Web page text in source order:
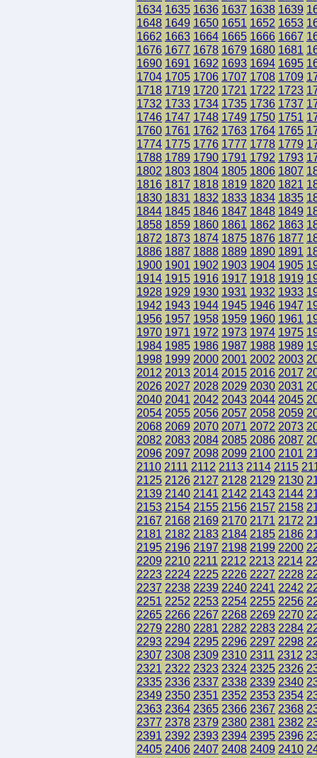
1634 1635 1636 1637 1638 1639
1648 1649 1650 1651 1652 1653
1662 1663 1664 1665 1666 1667
1676 1677 1678 1679 1680 1681
1690 1691 1692 1693 1694 1695
1704 1705 1706 1707 1708 1709
1718 1719 1720 1721 1722 1723
1732 1733 1734 1735 1736 1737
1746 1747 1748 1749 1750 1751
1760 1761 1762 1763 1764 1765
1774 1775 1776 1777 1778 1779
1788 1789 1790 1791 1792 1793
1802 1803 1804 1805 1806 1807
1816 1817 1818 1819 1820 1821
1830 1831 1832 1833 1834 1835
1844 1845 1846 1847 1848 1849
1858 1859 1860 1861 1862 1863
1872 1873 1874 1875 1876 1877
1886 1887 1888 1889 1890 1891
1900 1901 1902 1903 1904 1905
1914 1915 1916 1917 1918 1919
1928 1929 1930 1931 1932 1933
1942 1943 1944 1945 1946 1947
1956 1957 1958 1959 1960 1961
1970 1971 1972 1973 1974 1975
1984 1985 1986 1987 1988 1989
1998 1999 2000 2001 2002 2003
2012 2013 2014 2015 2016 2017
2026 2027 2028 2029 2030 2031
2040 2041 2042 2043 2044 2045
2054 2055 2056 2057 2058 2059
2068 2069 2070 2071 2072 2073
2082 2083 2084 2085 2086 2087
2096 2097 2098 2099 2100 2101
2110 2111 2112 2113 2114 2115
2125 2126 2127 2128 2129 2130
2139 2140 2141 2142 2143 2144
2153 2154 2155 2156 2157 2158
2167 2168 2169 2170 2171 2172
2181 2182 2183 2184 2185 2186
2195 2196 2197 2198 2199 2200
2209 2210 2211 2212 2213 2214
2223 2224 2225 2226 2227 2228
2237 2238 2239 2240 2241 2242
2251 2252 2253 2254 2255 2256
2265 2266 2267 2268 2269 2270
2279 2280 2281 2282 2283 2284
2293 2294 2295 2296 2297 2298
2307 2308 2309 2310 2311 2312
2321 2322 2323 2324 2325 2326
2335 2336 2337 2338 2339 2340
2349 2350 2351 2352 2353 2354
2363 2364 2365 2366 2367 2368
2377 2378 2379 2380 2381 2382
2391 2392 2393 2394 2395 2396
2405 2406 2407 2408 2409 2410